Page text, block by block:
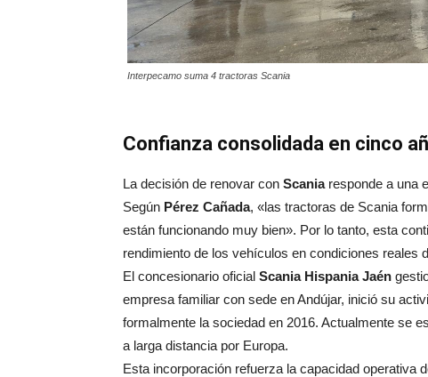
Interpecamo suma 4 tractoras Scania
Confianza consolidada en cinco
La decisión de renovar con Scaniaresponde a una
Según Pérez Cañada, «las tractoras de Scania
están funcionando muy bien». Por lo tanto, esta
rendimiento de los vehículos en condiciones reales
El concesionario oficial Scania Hispania Jaén
empresa familiar con sede en Andújar, inició su
formalmente la sociedad en 2016. Actualmente se
a larga distancia por Europa.
Esta incorporación refuerza la capacidad operativa